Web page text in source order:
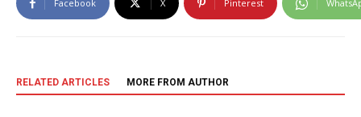
Facebook X Pinterest
RELATED ARTICLES MORE FROM AUTHOR